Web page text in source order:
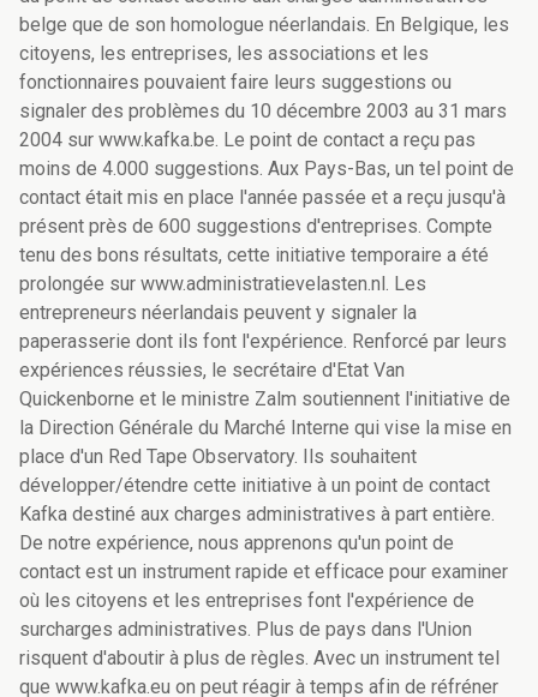
belge que de son homologue néerlandais. En Belgique, les
citoyens, les entreprises, les associations et les
fonctionnaires pouvaient faire leurs suggestions ou
signaler des problèmes du 10 décembre 2003 au 31 mars
2004 sur www.kafka.be. Le point de contact a reçu pas
moins de 4.000 suggestions. Aux Pays-Bas, un tel point de
contact était mis en place l'année passée et a reçu jusqu'à
présent près de 600 suggestions d'entreprises. Compte
tenu des bons résultats, cette initiative temporaire a été
prolongée sur www.administratievelasten.nl. Les
entrepreneurs néerlandais peuvent y signaler la
paperasserie dont ils font l'expérience. Renforcé par leurs
expériences réussies, le secrétaire d'Etat Van
Quickenborne et le ministre Zalm soutiennent l'initiative de
la Direction Générale du Marché Interne qui vise la mise en
place d'un Red Tape Observatory. Ils souhaitent
développer/étendre cette initiative à un point de contact
Kafka destiné aux charges administratives à part entière.
De notre expérience, nous apprenons qu'un point de
contact est un instrument rapide et efficace pour examiner
où les citoyens et les entreprises font l'expérience de
surcharges administratives. Plus de pays dans l'Union
risquent d'aboutir à plus de règles. Avec un instrument tel
que www.kafka.eu on peut réagir à temps afin de réfréner